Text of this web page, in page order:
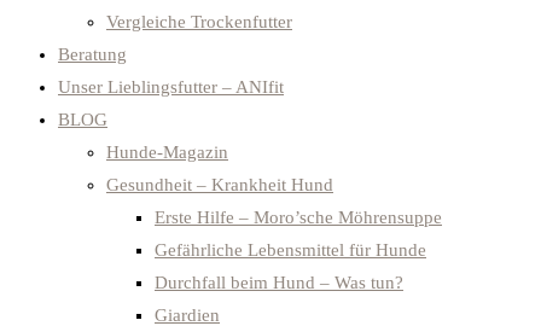
Vergleiche Trockenfutter
Beratung
Unser Lieblingsfutter – ANIfit
BLOG
Hunde-Magazin
Gesundheit – Krankheit Hund
Erste Hilfe – Moro’sche Möhrensuppe
Gefährliche Lebensmittel für Hunde
Durchfall beim Hund – Was tun?
Giardien